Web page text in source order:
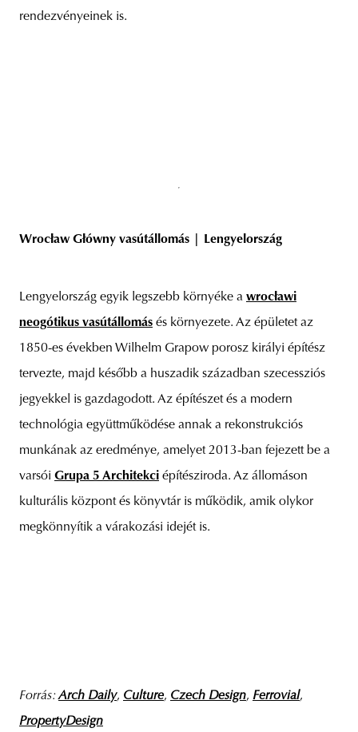
rendezvényeinek is.
Wrocław Główny vasútállomás | Lengyelország
Lengyelország egyik legszebb környéke a wrocławi
neogótikus vasútállomás és környezete. Az épületet az
1850-es években Wilhelm Grapow porosz királyi építész
tervezte, majd később a huszadik században szecessziós
jegyekkel is gazdagodott. Az építészet és a modern
technológia együttműködése annak a rekonstrukciós
munkának az eredménye, amelyet 2013-ban fejezett be a
varsói Grupa 5 Architekci építésziroda. Az állomáson
kulturális központ és könyvtár is működik, amik olykor
megkönnyítik a várakozási idejét is.
Forrás:Arch Daily, Culture, Czech Design, Ferrovial,
PropertyDesign